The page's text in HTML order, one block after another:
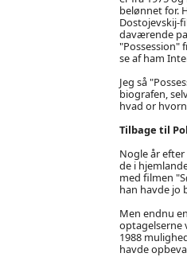
belønnet for.
Dostojevskij-
daværende
"Possession"
se af ham
Jeg så
biografen,
hvad or
Tilbage til
Nogle år
de i
med filmen
han havde jo
Men endnu
optagelserne
1988
havde